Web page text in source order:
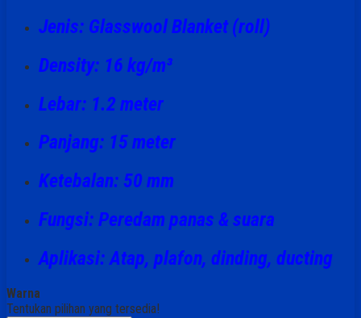
Jenis: Glasswool Blanket (roll)
Density: 16 kg/m³
Lebar: 1.2 meter
Panjang: 15 meter
Ketebalan: 50 mm
Fungsi: Peredam panas & suara
Aplikasi: Atap, plafon, dinding, ducting
Warna
Tentukan pilihan yang tersedia!